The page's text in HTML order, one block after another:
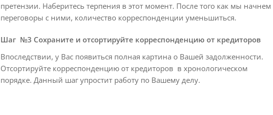
претензии. Наберитесь терпения в этот момент. После того как мы начнем
переговоры с ними, количество корреспонденции уменьшиться.
Шаг №3 Сохраните и отсортируйте корреспонденцию от кредиторов
Впоследствии, у Вас появиться полная картина о Вашей задолженности.
Отсортируйте корреспонденцию от кредиторов в хронологическом
порядке. Данный шаг упростит работу по Вашему делу.